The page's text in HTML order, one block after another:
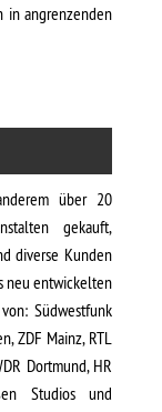
in angrenzenden
über 20
gekauft,
diverse Kunden
neu entwickelten
Südwestfunk
ZDF Mainz, RTL
Dortmund, HR
Studios und